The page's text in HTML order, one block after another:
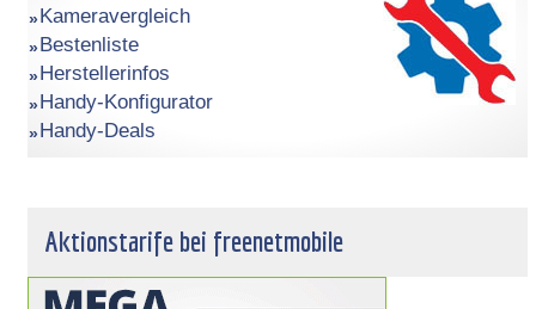
Kameravergleich
Bestenliste
Herstellerinfos
Handy-Konfigurator
Handy-Deals
Aktionstarife bei freenetmobile